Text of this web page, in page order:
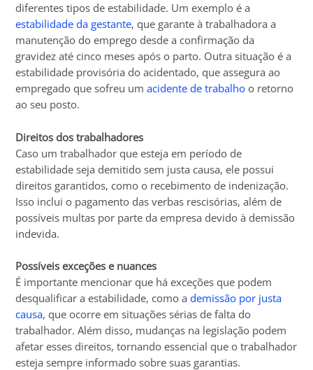
diferentes tipos de estabilidade. Um exemplo é a
estabilidade da gestante, que garante à trabalhadora a
manutenção do emprego desde a confirmação da
gravidez até cinco meses após o parto. Outra situação é a
estabilidade provisória do acidentado, que assegura ao
empregado que sofreu umacidente de trabalho o retorno
ao seu posto.
Direitos dos trabalhadores
Caso um trabalhador que esteja em período de
estabilidade seja demitido sem justa causa, ele possui
direitos garantidos, como o recebimento de indenização.
Isso inclui o pagamento das verbas rescisórias, além de
possíveis multas por parte da empresa devido à demissão
indevida.
Possíveis exceções e nuances
É importante mencionar que há exceções que podem
desqualificar a estabilidade, como ademissão por justa
causa, que ocorre em situações sérias de falta do
trabalhador. Além disso, mudanças na legislação podem
afetar esses direitos, tornando essencial que o trabalhador
esteja sempre informado sobre suas garantias.